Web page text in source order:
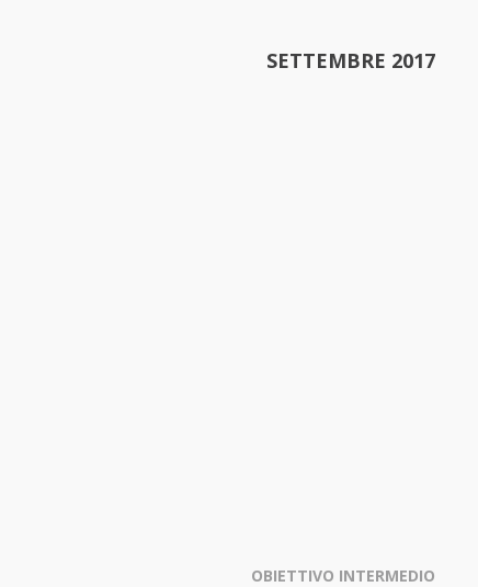
SETTEMBRE 2017
OBIETTIVO INTERMEDIO